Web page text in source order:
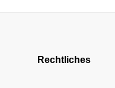
Rechtliches